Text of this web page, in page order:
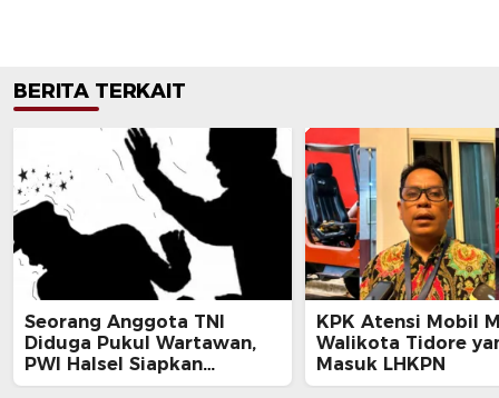
BERITA TERKAIT
Seorang Anggota TNI
Diduga Pukul Wartawan,
PWI Halsel Siapkan
Langkah Hukum
KPK Atensi Mobil
Walikota Tidore
Masuk LHKPN